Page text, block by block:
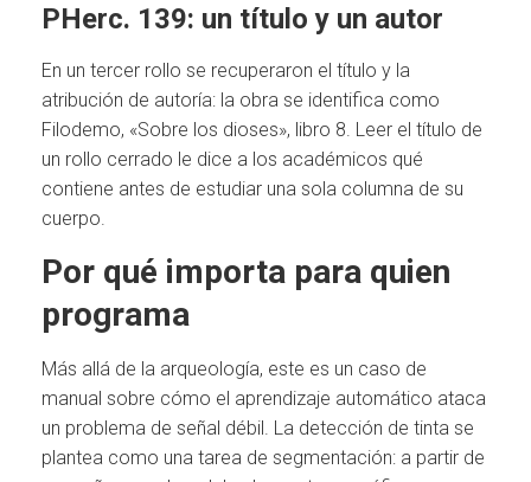
PHerc. 139: un título y un autor
En un tercer rollo se recuperaron el título y la
atribución de autoría: la obra se identifica como
Filodemo, «Sobre los dioses», libro 8. Leer el título de
un rollo cerrado le dice a los académicos qué
contiene antes de estudiar una sola columna de su
cuerpo.
Por qué importa para quien
programa
Más allá de la arqueología, este es un caso de
manual sobre cómo el aprendizaje automático ataca
un problema de señal débil. La detección de tinta se
plantea como una tarea de segmentación: a partir de